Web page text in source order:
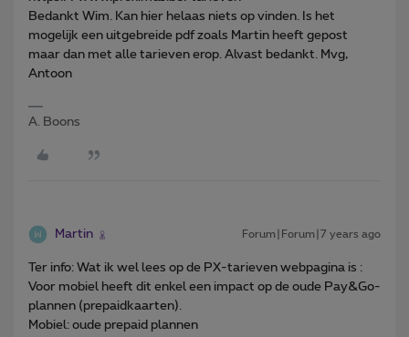
Bedankt Wim. Kan hier helaas niets op vinden. Is het
mogelijk een uitgebreide pdf zoals Martin heeft gepost
maar dan met alle tarieven erop. Alvast bedankt. Mvg,
Antoon
A. Boons
Martin Forum|Forum|7 years ago
Ter info: Wat ik wel lees op de PX-tarieven webpagina is :
Voor mobiel heeft dit enkel een impact op de oude Pay&Go-
plannen (prepaidkaarten).
Mobiel: oude prepaid plannen